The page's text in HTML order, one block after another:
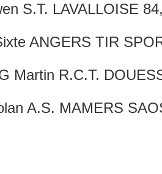
S.T. LAVALLOISE
ANGERS TIR
Martin R.C.T.
A.S. MAMERS